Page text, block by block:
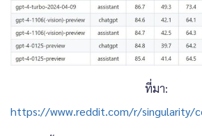
ที่มา:
https://www.reddit.com/r/singularity/